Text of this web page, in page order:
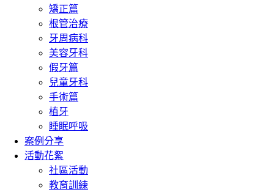
矯正篇
根管治療
牙周病科
美容牙科
假牙篇
兒童牙科
手術篇
植牙
睡眠呼吸
案例分享
活動花絮
社區活動
教育訓練